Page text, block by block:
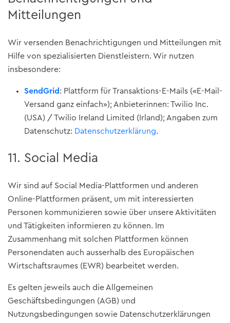
Mitteilungen
Wir versenden Benachrichtigungen und Mitteilungen mit
Hilfe von spezialisierten Dienstleistern. Wir nutzen
insbesondere:
SendGrid : Plattform für Transaktions-E-Mails («E-Mail-
Versand ganz einfach»); Anbieterinnen: Twilio Inc.
(USA) / Twilio Ireland Limited (Irland); Angaben zum
Datenschutz: Datenschutzerklärung.
11. Social Media
Wir sind auf Social Media-Plattformen und anderen
Online-Plattformen präsent, um mit interessierten
Personen kommunizieren sowie über unsere Aktivitäten
und Tätigkeiten informieren zu können. Im
Zusammenhang mit solchen Plattformen können
Personendaten auch ausserhalb des Europäischen
Wirtschaftsraumes (EWR) bearbeitet werden.
Es gelten jeweils auch die Allgemeinen
Geschäftsbedingungen (AGB) und
Nutzungsbedingungen sowie Datenschutzerklärungen